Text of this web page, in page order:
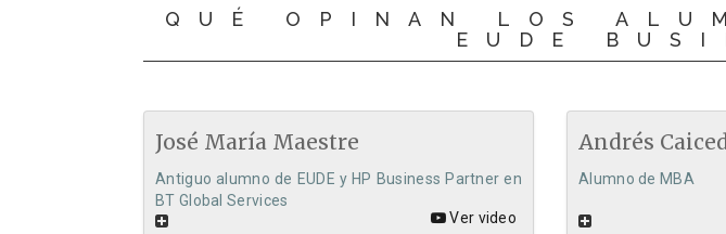
QUÉ OPINAN LOS
EUDE
José María Maestre
Antiguo alumno de EUDE y HP Business Partner en
BT Global Services
Ver video
Andrés
Alumno de MBA